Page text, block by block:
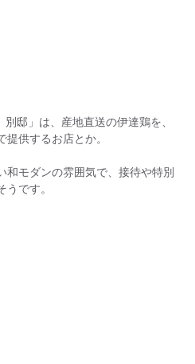
邸」は、産地直送の伊達鶏を、
供するお店とか。
和モダンの雰囲気で、接待や特別
です。